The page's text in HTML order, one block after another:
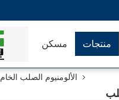
مسكن منتجات
الألومنيوم الصلب الخام